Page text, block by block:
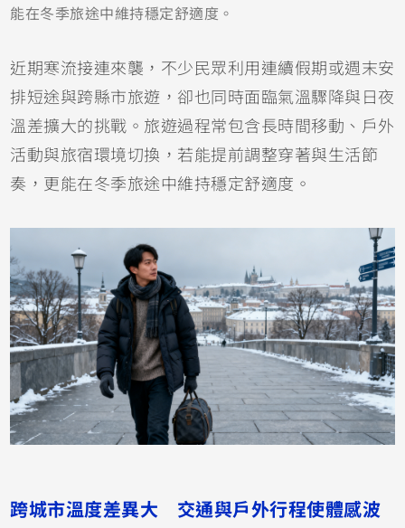
能在冬季旅途中維持穩定舒適度。
近期寒流接連來襲，不少民眾利用連續假期或週末安
排短途與跨縣市旅遊，卻也同時面臨氣溫驟降與日夜
溫差擴大的挑戰。旅遊過程常包含長時間移動、戶外
活動與旅宿環境切換，若能提前調整穿著與生活節
奏，更能在冬季旅途中維持穩定舒適度。
跨城市溫度差異大 交通與戶外行程使體感波